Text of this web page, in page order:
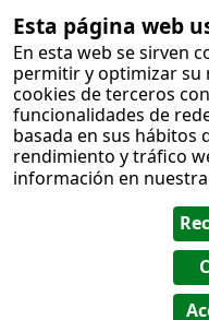
Esta página web
En esta web se sirven
permitir y optimizar su
cookies de terceros
funcionalidades de
basada en sus hábitos
rendimiento y tráfico
información en nuestra